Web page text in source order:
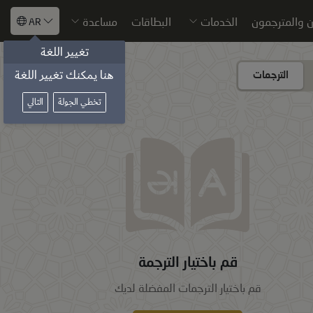
والمترجمون الخدمات البطاقات مساعدة AR
الترجمات اختيار الترجمة
قم باختيار الترجمة
قم باختيار الترجمات المفضلة لديك
تغيير اللغة
هنا يمكنك تغيير اللغة
تخطي الجولة التالي